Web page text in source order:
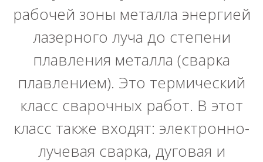
рабочей зоны металла энергией
лазерного луча до степени
плавления металла (сварка
плавлением). Это термический
класс сварочных работ. В этот
класс также входят: электронно-
лучевая сварка, дуговая и